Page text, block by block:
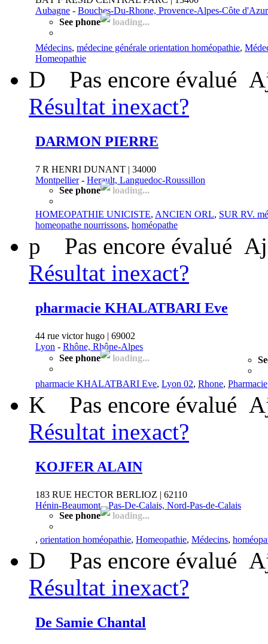
Aubagne - Bouches-Du-Rhone, Provence-Alpes-Côte d'Azur
See phone
loading...
Médecins, médecine générale orientation homéopathie,
Homeopathie
D Pas encore évalué
Résultat inexact?
DARMON PIERRE
7 R HENRI DUNANT | 34000
Montpellier- Herault, Languedoc-Roussillon
See phone
loading...
HOMEOPATHIE UNICISTE, ANCIEN ORL, SUR RV.
homeopathe nourrissons, homéopathe
p Pas encore évalué
Résultat inexact?
pharmacie KHALATBARI Eve
44 rue victor hugo | 69002
Lyon - Rhône, Rhône-Alpes
See phone
loading...
pharmacie KHALATBARI Eve, Lyon 02, Rhone, Pharmacie
K Pas encore évalué
Résultat inexact?
KOJFER ALAIN
183 RUE HECTOR BERLIOZ | 62110
Hénin-Beaumont-Pas-De-Calais, Nord-Pas-de-Calais
See phone
loading...
, orientation homéopathie, Homeopathie, Médecins,
D Pas encore évalué
Résultat inexact?
De Samie Chantal